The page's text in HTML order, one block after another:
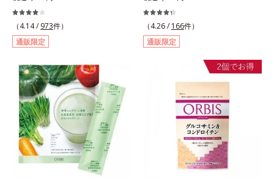
に、食物繊維とコーンシルクエキス
で、ぽっこりやからだの巡りをケ
ア。カテキン・コーンシルク・食物
繊維のトリプルパワーがダイエット
（4.14 / 973件）
通販限定
る“胎盤”のこと。豊富な栄養素を含
むプラセンタは、みずみずしい美し
さや元気を求める女性の間で大きな
注目を集めている成分です。豚由来
のプラセンタが多い中、オルビスは
鮭由来のプラセンタを採用しまし
るエラスチンのほか、うるおいをキ
ープするヒアルロン酸、コラーゲ
ン、みずみずしさをアシストするコ
ンドロイチン硫酸など、美しさに磨
きをかける6成分をぎゅっと凝縮。
吸収もスムーズです。
（4.26 / 166件）
通販限定